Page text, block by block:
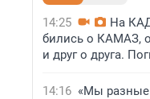
14:25
На
бились о КАМАЗ,
и друг о друга.
14:16 «Мы разные